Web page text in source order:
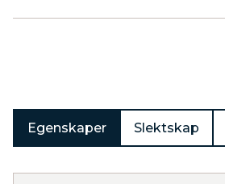
Egenskaper Slektskap